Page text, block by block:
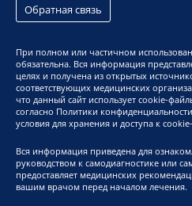
Обратная связь
При полном или частичном
обязательна. Вся информация
целях и получена из открытых
соответствующих медицинских
что данный сайт использует cookie-
согласно Политики
условия для хранения и доступа к
Вся информация приведена для
руководством к самодиагностике или
предоставляет медицинских
вашим врачом перед началом лечения.